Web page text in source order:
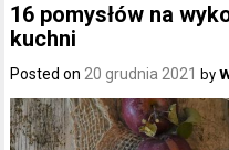
16 pomysłów na
kuchni
Posted on 20 grudnia 2021 by